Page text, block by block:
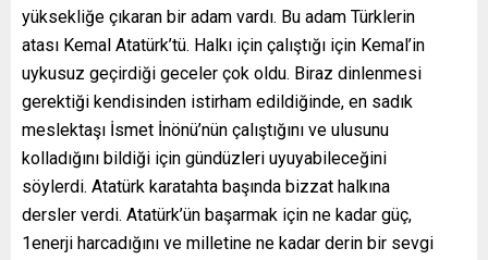
yüksekliğe çıkaran bir adam vardı. Bu adam Türklerin
atası Kemal Atatürk’tü. Halkı için çalıştığı için Kemal’in
uykusuz geçirdiği geceler çok oldu. Biraz dinlenmesi
gerektiği kendisinden istirham edildiğinde, en sadık
meslektaşı İsmet İnönü’nün çalıştığını ve ulusunu
kolladığını bildiği için gündüzleri uyuyabileceğini
söylerdi. Atatürk karatahta başında bizzat halkına
dersler verdi. Atatürk’ün başarmak için ne kadar güç,
1enerji harcadığını ve milletine ne kadar derin bir sevgi